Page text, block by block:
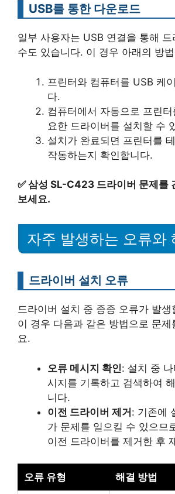
USB를 통한 다운로드
일부 사용자는 USB 연결을 통해
수도 있습니다. 이 경우 아래의 방
프린터와 컴퓨터를 USB 케
다.
컴퓨터에서 자동으로 프린
요한 드라이버를 설치할 수
설치가 완료되면 프린터를
작동하는지 확인합니다.
✅삼성 SL-C423 드라이버 문제를
보세요.
자주 발생하는 오류와
드라이버 설치 오류
드라이버 설치 중 종종 오류가 발생
이 경우 다음과 같은 방법으로 문제
요.
오류 메시지 확인: 설치 중
시지를 기록하고 검색하여
니다.
이전 드라이버 제거: 기존에
가 문제를 일으킬 수 있으므
이전 드라이버를 제거한 후
오류 유형 해결 방법